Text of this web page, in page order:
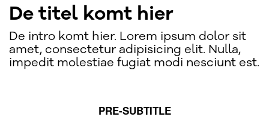
De titel komt hier
De intro komt hier. Lorem ipsum dolor sit
amet, consectetur adipisicing elit. Nulla,
impedit molestiae fugiat modi nesciunt est.
PRE-SUBTITLE